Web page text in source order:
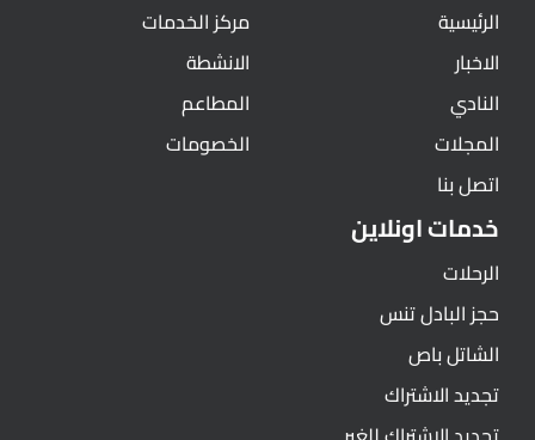
الرئيسية
الاخبار
النادي
المجلات
اتصل بنا
مركز الخدمات
الانشطة
المطاعم
الخصومات
خدمات اونلاين
الرحلات
حجز البادل تنس
الشاتل باص
تجديد الاشتراك